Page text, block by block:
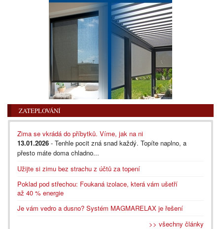
ZATEPLOVÁNÍ
Zima se vkrádá do příbytků. Víme, jak na ni
13.01.2026 - Tenhle pocit zná snad každý. Topíte naplno, a
přesto máte doma chladno...
Užijte si zimu bez strachu z účtů za topení
Poklad pod střechou: Foukaná izolace, která vám ušetří
až 40 % energie
Je vám vedro a dusno? Systém MAGMARELAX je řešení
>> všechny články